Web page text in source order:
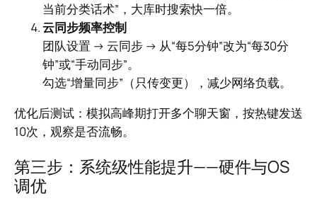
当前分类话术”，大库时搜索快一倍。
云同步频率控制
团队设置 → 云同步 → 从“每5分钟”改为“每30分
钟”或“手动同步”。
勾选“增量同步”（只传变更），减少网络负载。
优化后测试：模拟高峰期打开多个聊天窗，按热键发送
10次，观察是否流畅。
第三步：系统级性能提升——硬件与OS
调优